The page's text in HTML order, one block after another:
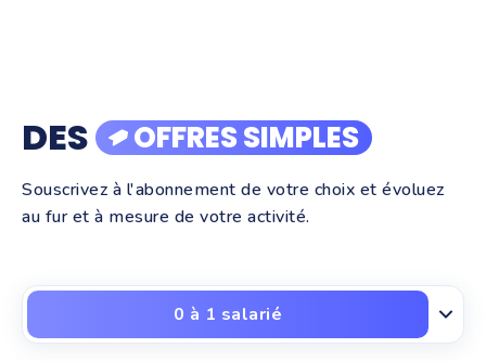
DES OFFRES SIMPLES
Souscrivez à l'abonnement de votre choix et évoluez
au fur et à mesure de votre activité.
0 à 1 salarié